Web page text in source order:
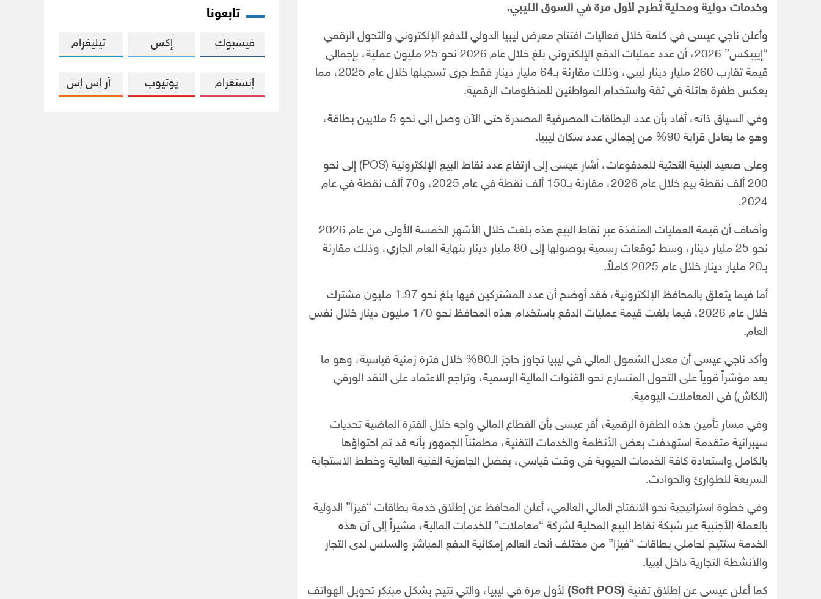
وخدمات دولية ومحلية تُطرح لأول مرة في السوق الليبي.
وأعلن ناجي عيسى في كلمة خلال فعاليات افتتاح معرض ليبيا الدولي للدفع الإلكتروني والتحول الرقمي
“إيبيكس” 2026، أن عدد عمليات الدفع الإلكتروني بلغ خلال عام 2026 نحو 25 مليون عملية، بإجمالي
قيمة تقارب 260 مليار دينار ليبي، وذلك مقارنة بـ64 مليار دينار فقط جرى تسجيلها خلال عام 2025، مما
يعكس طفرة هائلة في ثقة واستخدام المواطنين للمنظومات الرقمية.
وفي السياق ذاته، أفاد بأن عدد البطاقات المصرفية المصدرة حتى الآن وصل إلى نحو 5 ملايين بطاقة،
وهو ما يعادل قرابة 90% من إجمالي عدد سكان ليبيا.
وعلى صعيد البنية التحتية للمدفوعات، أشار عيسى إلى ارتفاع عدد نقاط البيع الإلكترونية (POS) إلى نحو
200 ألف نقطة بيع خلال عام 2026، مقارنة بـ150 ألف نقطة في عام 2025، و70 ألف نقطة في عام
2024.
وأضاف أن قيمة العمليات المنفذة عبر نقاط البيع هذه بلغت خلال الأشهر الخمسة الأولى من عام 2026
نحو 25 مليار دينار، وسط توقعات رسمية بوصولها إلى 80 مليار دينار بنهاية العام الجاري، وذلك مقارنة
بـ20 مليار دينار خلال عام 2025 كاملاً.
أما فيما يتعلق بالمحافظ الإلكترونية، فقد أوضح أن عدد المشتركين فيها بلغ نحو 1.97 مليون مشترك
خلال عام 2026، فيما بلغت قيمة عمليات الدفع باستخدام هذه المحافظ نحو 170 مليون دينار خلال نفس
العام.
وأكد ناجي عيسى أن معدل الشمول المالي في ليبيا تجاوز حاجز الـ80% خلال فترة زمنية قياسية، وهو ما
يعد مؤشراً قوياً على التحول المتسارع نحو القنوات المالية الرسمية، وتراجع الاعتماد على النقد الورقي
(الكاش) في المعاملات اليومية.
وفي مسار تأمين هذه الطفرة الرقمية، أقر عيسى بأن القطاع المالي واجه خلال الفترة الماضية تحديات
سيبرانية متقدمة استهدفت بعض الأنظمة والخدمات التقنية، مطمئناً الجمهور بأنه قد تم احتواؤها
بالكامل واستعادة كافة الخدمات الحيوية في وقت قياسي، بفضل الجاهزية الفنية العالية وخطط الاستجابة
السريعة للطوارئ والحوادث.
وفي خطوة استراتيجية نحو الانفتاح المالي العالمي، أعلن المحافظ عن إطلاق خدمة بطاقات “فيزا” الدولية
بالعملة الأجنبية عبر شبكة نقاط البيع المحلية لشركة “معاملات” للخدمات المالية، مشيراً إلى أن هذه
الخدمة ستتيح لحاملي بطاقات “فيزا” من مختلف أنحاء العالم إمكانية الدفع المباشر والسلس لدى التجار
والأنشطة التجارية داخل ليبيا.
كما أعلن عيسى عن إطلاق تقنية (Soft POS)
لأول مرة في ليبيا، والتي تتيح بشكل مبتكر تحويل الهواتف
تابعونا
فيسبوك إكس تيليغرام
إنستغرام يوتيوب آر إس إس